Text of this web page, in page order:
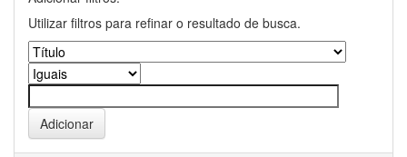
Utilizar filtros para refinar o resultado de busca.